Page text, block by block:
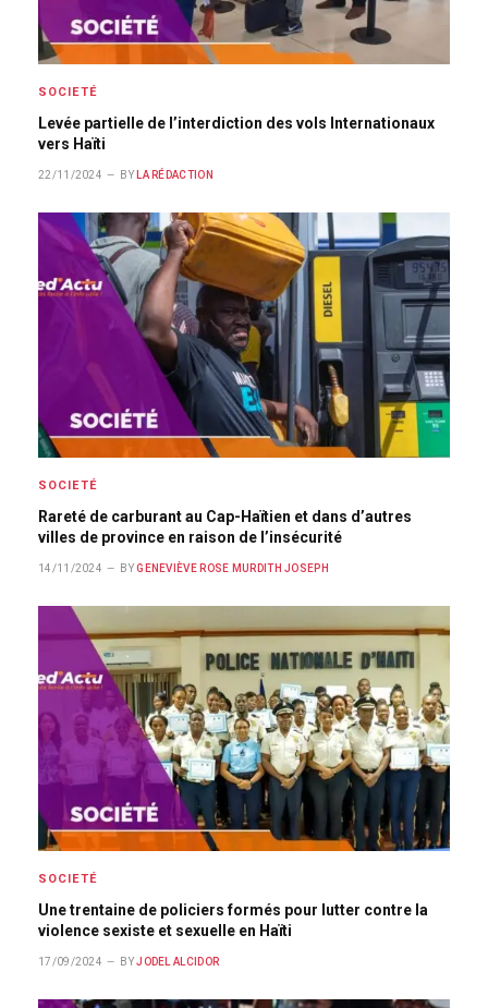
SOCIETÉ
Levée partielle de l’interdiction des vols Internationaux
vers Haïti
22/11/2024 BY LA RÉDACTION
SOCIETÉ
Rareté de carburant au Cap-Haïtien et dans d’autres
villes de province en raison de l’insécurité
14/11/2024 BY GENEVIÈVE ROSE MURDITH JOSEPH
SOCIETÉ
Une trentaine de policiers formés pour lutter contre la
violence sexiste et sexuelle en Haïti
17/09/2024 BY JODEL ALCIDOR